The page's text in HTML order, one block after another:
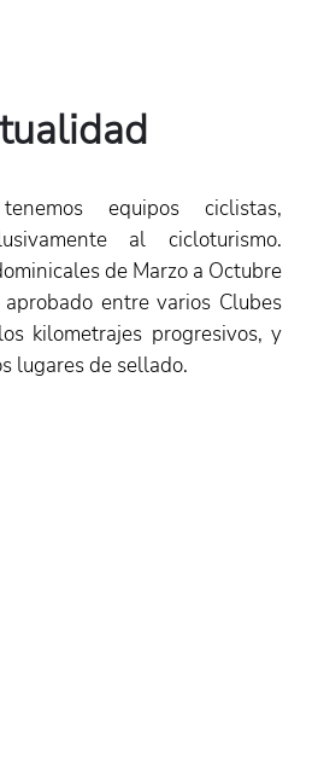
equipos ciclistas,
al cicloturismo.
de Marzo a Octubre
entre varios Clubes
kilometrajes progresivos, y
lugares de sellado.